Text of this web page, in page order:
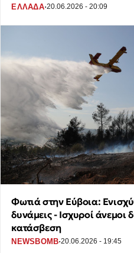
ΕΛΛΑΔΑ·20.06.2026 - 20:09
Φωτιά στην Εύβοια:
δυνάμεις - Ισχυροί άνεμοι
κατάσβεση
NEWSBOMB·20.06.2026 - 19:45